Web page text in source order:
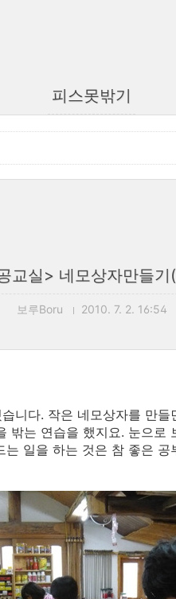
피스못밖기
교실> 네모상자만들기
보루Boru 2010. 7. 2. 16:54
니다. 작은 네모상자를 만
밖는 연습을 했지요. 눈으로
일을 하는 것은 참 좋은 공